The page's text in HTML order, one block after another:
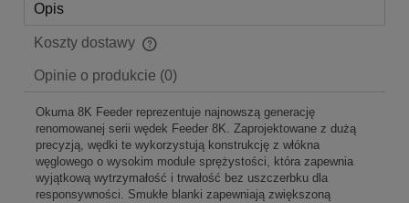
Opis
Koszty dostawy
Cena nie zawiera ewentualnych kosztów płatności
Opinie o produkcie (0)
Okuma 8K Feeder reprezentuje najnowszą generację
renomowanej serii wędek Feeder 8K. Zaprojektowane z dużą
precyzją, wędki te wykorzystują konstrukcję z włókna
węglowego o wysokim module sprężystości, która zapewnia
wyjątkową wytrzymałość i trwałość bez uszczerbku dla
responsywności. Smukłe blanki zapewniają zwiększoną